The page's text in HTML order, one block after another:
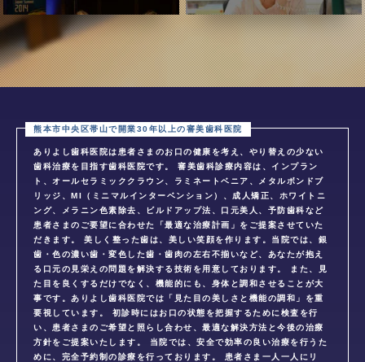
ありよし歯科医院は患者さまのお口の健康を考え、やり替えの少ない
歯科治療を目指す歯科医院です。 審美歯科診療内容は、インプラン
ト、オールセラミッククラウン、ラミネートベニア、メタルボンドブ
リッジ、MI（ミニマルインターベンション）、成人矯正、ホワイトニ
ング、メラニン色素除去、ビルドアップ法、口元美人、予防歯科など
患者さまのご要望に合わせた「最適な治療計画」をご提案させていた
だきます。 美しく整った歯は、美しい笑顔を作ります。当院では、銀
歯・色の濃い歯・変色した歯・歯肉の左右不揃いなど、あなたが抱え
る口元の見栄えの問題を解決する技術を用意しております。 また、見
た目を良くするだけでなく、機能的にも、身体と調和させることが大
事です。ありよし歯科医院では「見た目の美しさと機能の調和」を重
要視しています。 初診時にはお口の状態を把握するために検査を行
い、患者さまのご希望と照らし合わせ、最適な解決方法と今後の治療
方針をご提案いたします。 当院では、安全で効率の良い治療を行うた
めに、完全予約制の診療を行っております。 患者さま一人一人にリ